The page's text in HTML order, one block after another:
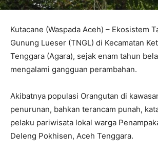
Kutacane (Waspada Aceh) – Ekosistem
Gunung Lueser (TNGL) di Kecamatan
Tenggara (Agara), sejak enam tahun
mengalami gangguan perambahan.
Akibatnya populasi Orangutan di
penurunan, bahkan terancam punah,
pelaku pariwisata lokal warga
Deleng Pokhisen, Aceh Tenggara.